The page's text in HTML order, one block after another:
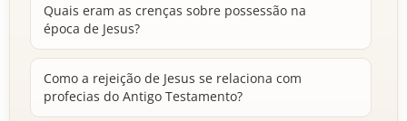
Quais eram as crenças sobre possessão na
época de Jesus?
Como a rejeição de Jesus se relaciona com
profecias do Antigo Testamento?